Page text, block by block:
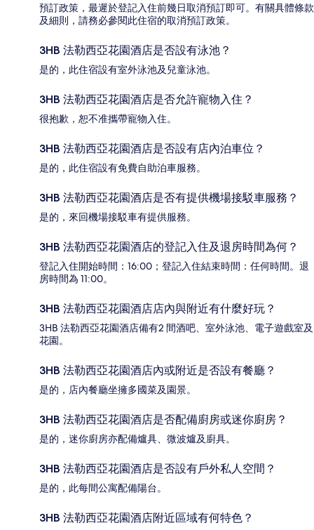
預訂政策，最遲於登記入住前幾日取消預訂即可。有關具體條款
及細則，請務必參閱此住宿的取消預訂政策。
3HB 法勒西亞花園酒店是否設有泳池？
是的，此住宿設有室外泳池及兒童泳池。
3HB 法勒西亞花園酒店是否允許寵物入住？
很抱歉，恕不准攜帶寵物入住。
3HB 法勒西亞花園酒店是否設有店內泊車位？
是的，此住宿設有免費自助泊車服務。
3HB 法勒西亞花園酒店是否有提供機場接駁車服務？
是的，來回機場接駁車有提供服務。
3HB 法勒西亞花園酒店的登記入住及退房時間為何？
登記入住開始時間：16:00；登記入住結束時間：任何時間。退
房時間為 11:00。
3HB 法勒西亞花園酒店店內與附近有什麼好玩？
3HB 法勒西亞花園酒店備有2 間酒吧、室外泳池、電子遊戲室及
花園。
3HB 法勒西亞花園酒店內或附近是否設有餐廳？
是的，店內餐廳坐擁多國菜及園景。
3HB 法勒西亞花園酒店是否配備廚房或迷你廚房？
是的，迷你廚房亦配備爐具、微波爐及廚具。
3HB 法勒西亞花園酒店是否設有戶外私人空間？
是的，此每間公寓配備陽台。
3HB 法勒西亞花園酒店附近區域有何特色？